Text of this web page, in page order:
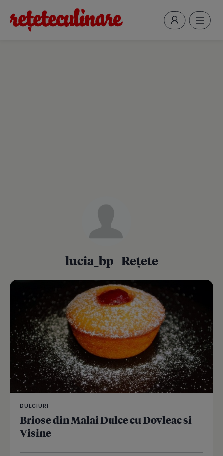
lucia_bp - Rețete
DULCIURI
Briose din Malai Dulce cu Dovleac si
Visine